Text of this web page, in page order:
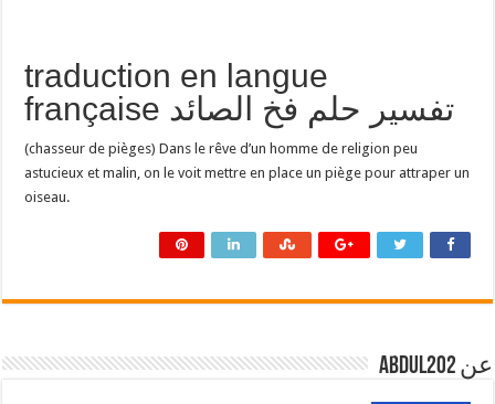
traduction en langue
française تفسير حلم فخ الصائد
(chasseur de pièges) Dans le rêve d’un homme de religion peu
astucieux et malin, on le voit mettre en place un piège pour attraper un
oiseau.
عن abdul202